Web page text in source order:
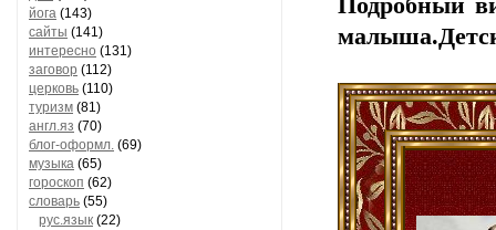
йога (143)
сайты (141)
интересно (131)
заговор (112)
церковь (110)
туризм (81)
англ.яз (70)
блог-оформл. (69)
музыка (65)
гороскоп (62)
словарь (55)
рус.язык (22)
Подробный